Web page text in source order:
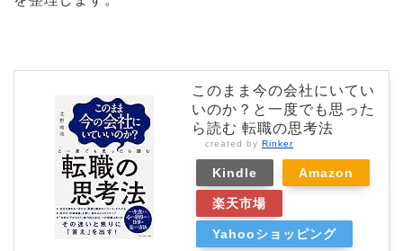
このまま今の会社にいてい
いのか？と一度でも思った
ら読む 転職の思考法
created by Rinker
Kindle Amazon
楽天市場
Yahooショッピング